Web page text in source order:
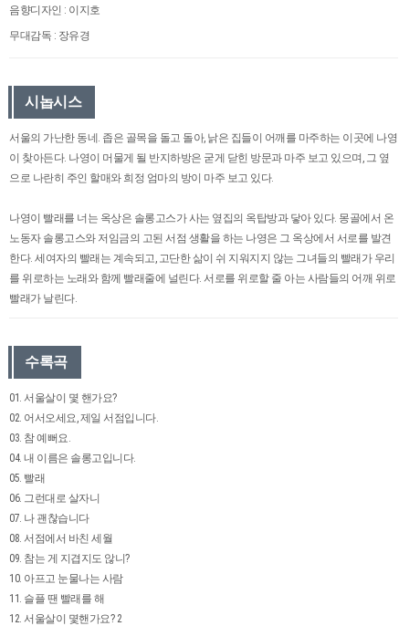
음향디자인 : 이지호
무대감독 : 장유경
시놉시스
서울의 가난한 동네. 좁은 골목을 돌고 돌아, 낡은 집들이 어깨를 마주하는 이곳에 나영
이 찾아든다. 나영이 머물게 될 반지하방은 굳게 닫힌 방문과 마주 보고 있으며, 그 옆
으로 나란히 주인 할매와 희정 엄마의 방이 마주 보고 있다.
나영이 빨래를 너는 옥상은 솔롱고스가 사는 옆집의 옥탑방과 닿아 있다. 몽골에서 온
노동자 솔롱고스와 저임금의 고된 서점 생활을 하는 나영은 그 옥상에서 서로를 발견
한다. 세여자의 빨래는 계속되고, 고단한 삶이 쉬 지워지지 않는 그녀들의 빨래가 우리
를 위로하는 노래와 함께 빨래줄에 널린다. 서로를 위로할 줄 아는 사람들의 어깨 위로
빨래가 날린다.
수록곡
01. 서울살이 몇 핸가요?
02. 어서오세요, 제일 서점입니다.
03. 참 예뻐요.
04. 내 이름은 솔롱고입니다.
05. 빨래
06. 그런대로 살자니
07. 나 괜찮습니다
08. 서점에서 바친 세월
09. 참는 게 지겹지도 않니?
10. 아프고 눈물나는 사람
11. 슬플 땐 빨래를 해
12. 서울살이 몇핸가요? 2